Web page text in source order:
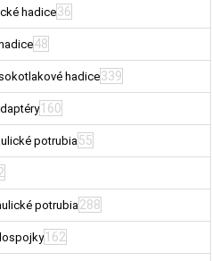
hadice36
48
hadice339
160
potrubia55
potrubia288
162